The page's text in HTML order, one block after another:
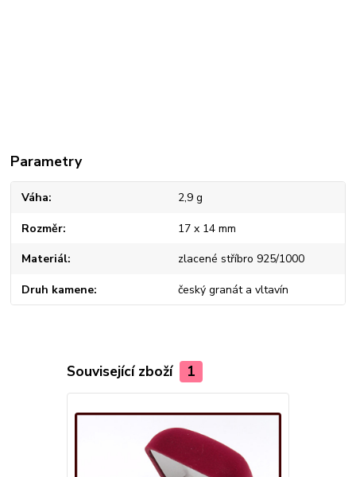
Parametry
Váha 2,9 g
Rozměr 17 x 14 mm
Materiál zlacené stříbro 925/1000
Druh kamene český granát a vltavín
Související zboží 1